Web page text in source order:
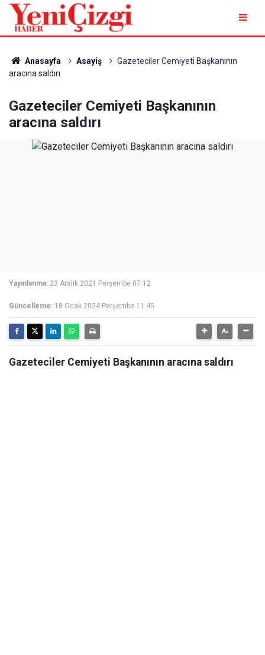
Anasayfa Asayiş
Gazeteciler Cemiyeti Başkanının
aracına saldırı
Gazeteciler Cemiyeti Başkanının
aracına saldırı
Yayınlanma: 23 Aralık 2021 Perşembe 07:12
Güncelleme: 18 Ocak 2024 Perşembe 11:45
Gazeteciler Cemiyeti Başkanının aracına saldırı